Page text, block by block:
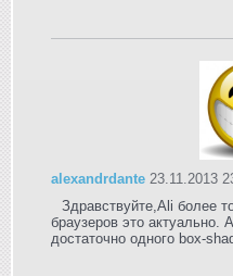
alexandrdante 23.11.2013
Здравствуйте,Ali более
браузеров это
достаточно одного box-